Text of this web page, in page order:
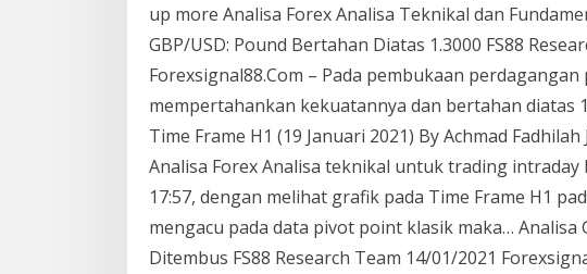
up more Analisa Forex Analisa Teknikal dan
GBP/USD: Pound Bertahan Diatas 1.3000 FS88
Forexsignal88.Com – Pada pembukaan perdagangan
mempertahankan kekuatannya dan bertahan diatas
Time Frame H1 (19 Januari 2021) By Achmad
Analisa Forex Analisa teknikal untuk trading
17:57, dengan melihat grafik pada Time Frame H1
mengacu pada data pivot point klasik maka… Analisa
Ditembus FS88 Research Team 14/01/2021